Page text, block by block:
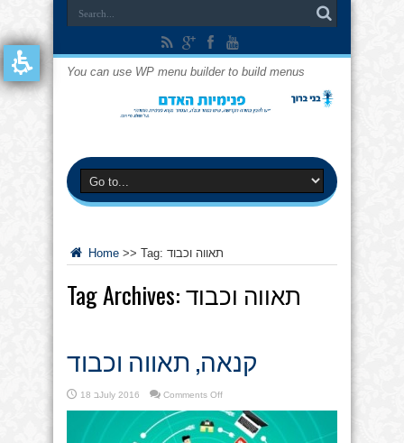
You can use WP menu builder to build menus
Home >> Tag: תאווה וכבוד
Tag Archives:תאווה וכבוד
קנאה, תאווה וכבוד
18 בJuly 2016 Comments Offon
תאווה
וכבוד